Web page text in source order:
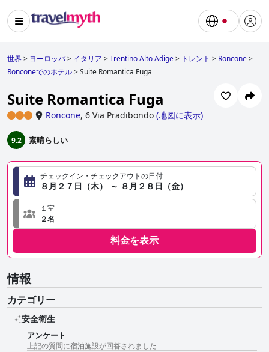
世界> ヨーロッパ> イタリア >Trentino Alto Adige> トレント > Roncone>
Ronconeでのホテル>Suite Romantica Fuga
Suite Romantica Fuga
Roncone, 6 Via Pradibondo (地図に表示)
9.2 素晴らしい
チェックイン・チェックアウトの日付
８月２７日（木） ～ ８月２８日（金）
１室
２名
料金を表示
情報
カテゴリー
安全衛生
アンケート
上記の質問に宿泊施設が回答されました